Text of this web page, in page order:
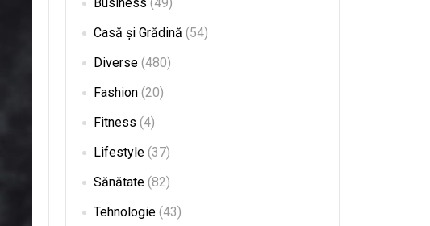
Casă și Grădină (54)
Diverse (480)
Fashion (20)
Fitness (4)
Lifestyle (37)
Sănătate (82)
Tehnologie (43)